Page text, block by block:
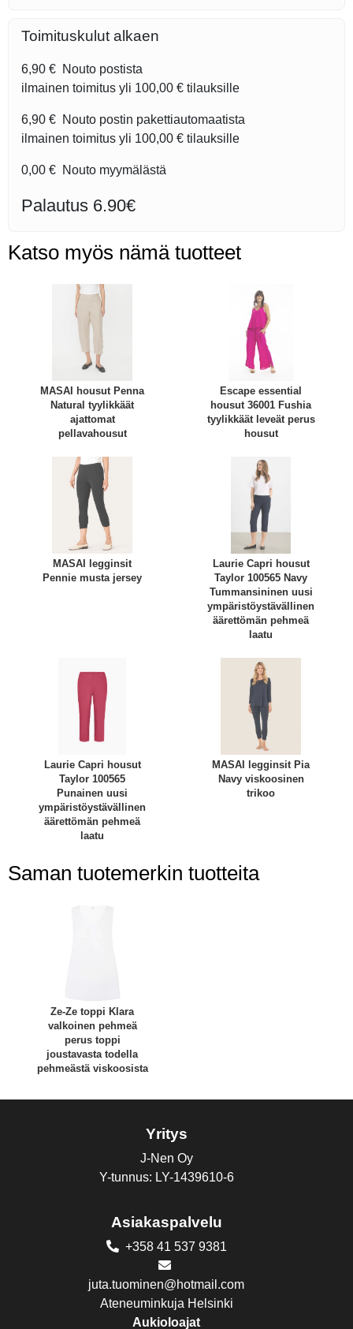
Toimituskulut alkaen
6,90 € Nouto postista
ilmainen toimitus yli 100,00 € tilauksille
6,90 € Nouto postin pakettiautomaatista
ilmainen toimitus yli 100,00 € tilauksille
0,00 € Nouto myymälästä
Palautus 6.90€
Katso myös nämä tuotteet
MASAI housut Penna
Natural tyylikkäät
ajattomat
pellavahousut
Escape essential
housut 36001 Fushia
tyylikkäät leveät perus
housut
MASAI legginsit
Pennie musta jersey
Laurie Capri housut
Taylor 100565 Navy
Tummansininen uusi
ympäristöystävällinen
äärettömän pehmeä
laatu
Laurie Capri housut
Taylor 100565
Punainen uusi
ympäristöystävällinen
äärettömän pehmeä
laatu
MASAI legginsit Pia
Navy viskoosinen
trikoo
Saman tuotemerkin tuotteita
Ze-Ze toppi Klara
valkoinen pehmeä
perus toppi
joustavasta todella
pehmeästä viskoosista
Yritys
J-Nen Oy
Y-tunnus: LY-1439610-6
Asiakaspalvelu
+358 41 537 9381
juta.tuominen@hotmail.com
Ateneuminkuja Helsinki
Aukioloajat